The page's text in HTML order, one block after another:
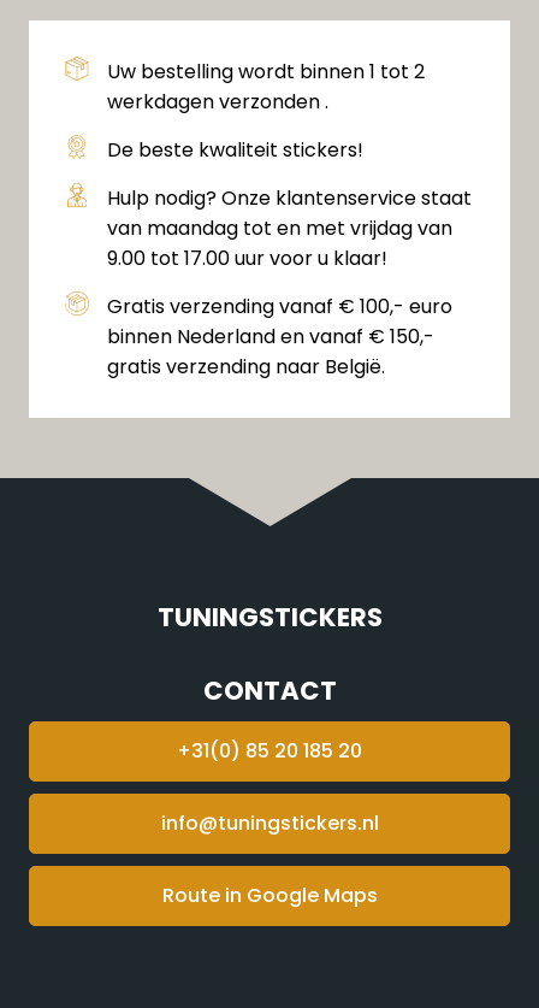
Uw bestelling wordt binnen 1 tot 2
werkdagen verzonden .
De beste kwaliteit stickers!
Hulp nodig? Onze klantenservice staat
van maandag tot en met vrijdag van
9.00 tot 17.00 uur voor u klaar!
Gratis verzending vanaf € 100,- euro
binnen Nederland en vanaf € 150,-
gratis verzending naar België.
TUNINGSTICKERS
CONTACT
+31(0) 85 20 185 20
info@tuningstickers.nl
Route in Google Maps